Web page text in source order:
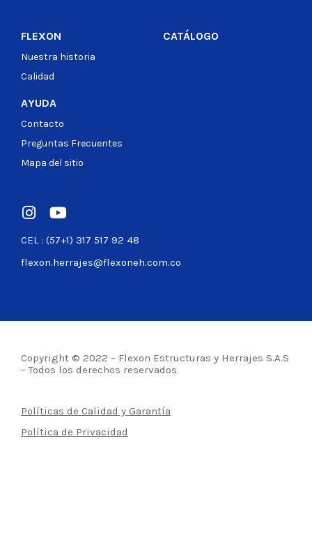
CEL : (57+1) 317 517 92 48
flexon.herrajes@flexoneh.com.co
FLEXON
Nuestra historia
Calidad
CATÁLOGO
AYUDA
Contacto
Preguntas Frecuentes
Mapa del sitio
Copyright © 2022 – Flexon Estructuras y Herrajes S.A.S
– Todos los derechos reservados.
Políticas de Calidad y Garantía
Política de Privacidad